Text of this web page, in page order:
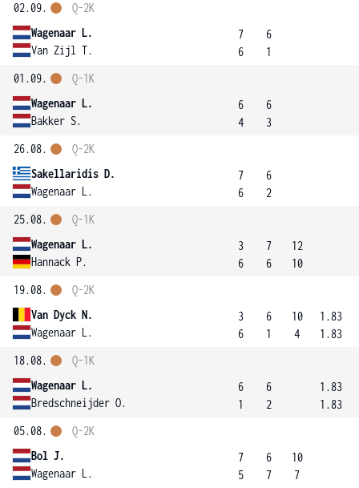
02.09.
Wagenaar L.
Van Zijl T.
Q-2K
7
6
6
1
01.09.
Wagenaar L.
Bakker S.
Q-1K
6
4
6
3
26.08.
Sakellaridis D.
Wagenaar L.
Q-2K
7
6
6
2
25.08.
Wagenaar L.
Hannack P.
Q-1K
3
6
7
6
12
10
19.08.
Van Dyck N.
Wagenaar L.
Q-2K
3
6
6
1
10
4
1.83
1.83
18.08.
Wagenaar L.
Bredschneijder O.
Q-1K
6
1
6
2
1.83
1.83
05.08.
Bol J.
Wagenaar L.
Q-2K
7
5
6
7
10
7